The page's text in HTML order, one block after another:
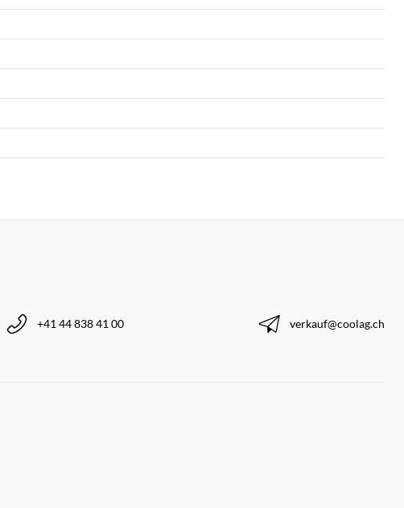
+41 44 838 41 00 verkauf@coolag.ch